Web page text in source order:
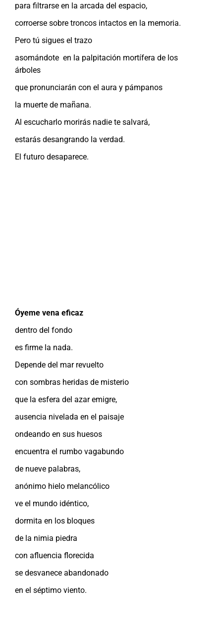
para filtrarse en la arcada del espacio,
corroerse sobre troncos intactos en la memoria.
Pero tú sigues el trazo
asomándote en la palpitación mortífera de los
árboles
que pronunciarán con el aura y pámpanos
la muerte de mañana.
Al escucharlo morirás nadie te salvará,
estarás desangrando la verdad.
El futuro desaparece.
Óyeme vena eficaz
dentro del fondo
es firme la nada.
Depende del mar revuelto
con sombras heridas de misterio
que la esfera del azar emigre,
ausencia nivelada en el paisaje
ondeando en sus huesos
encuentra el rumbo vagabundo
de nueve palabras,
anónimo hielo melancólico
ve el mundo idéntico,
dormita en los bloques
de la nimia piedra
con afluencia florecida
se desvanece abandonado
en el séptimo viento.